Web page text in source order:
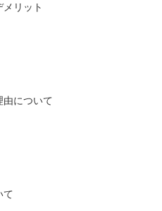
メリット
由について
て